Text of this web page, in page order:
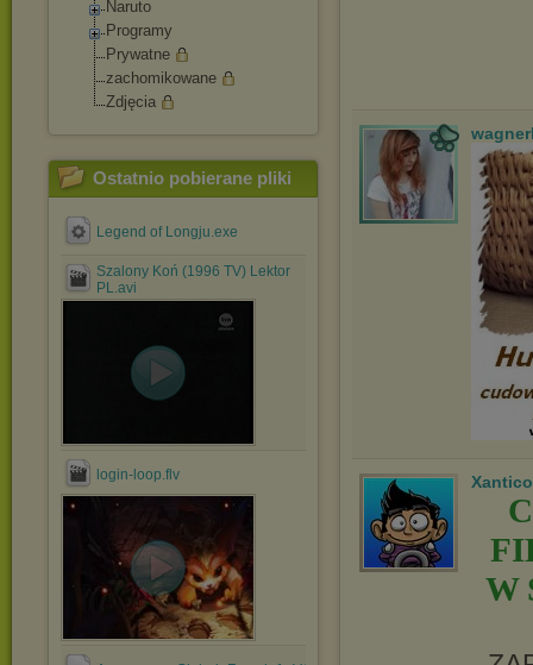
Naruto
Programy
Prywatne
zachomikowane
Zdjęcia
Ostatnio pobierane pliki
Legend of Longju.exe
Szalony Koń (1996 TV) Lektor
PL.avi
login-loop.flv Xantico
W